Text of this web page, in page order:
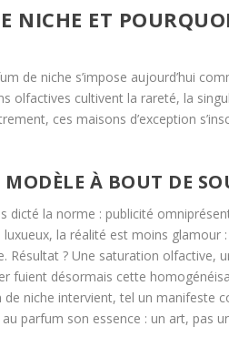
NICHE ET
de niche s’impose aujourd’hui
olfactives cultivent la rareté, la
ces maisons d’exception
À BOUT DE
dicté la norme : publicité
la réalité est moins glamour
Résultat ? Une saturation olfactive,
fuient désormais cette
niche intervient, tel un manifeste
parfum son essence : un art, pas